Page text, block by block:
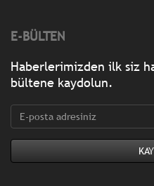
E-BÜLTEN
Haberlerimizden ilk siz
bültene kaydolun.